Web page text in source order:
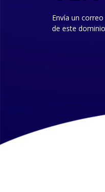
Envía un
de este dominio